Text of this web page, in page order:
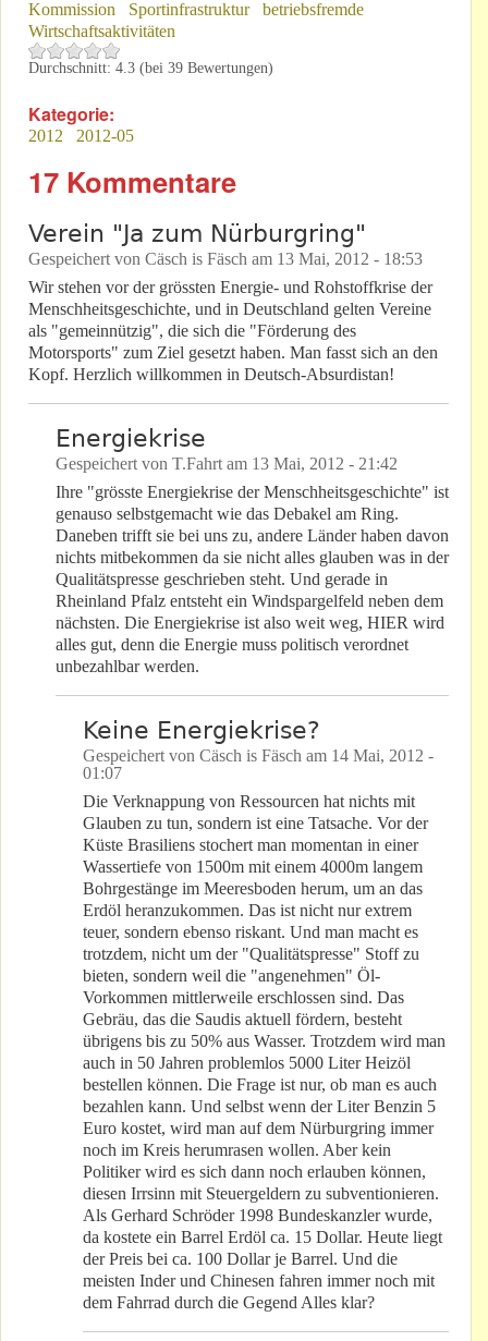
Kommission Sportinfrastruktur
betriebsfremde
Wirtschaftsaktivitäten
Durchschnitt: 4.3 (bei 39 Bewertungen)
Kategorie:
2012 2012-05
17 Kommentare
Verein "Ja zum Nürburgring"
Gespeichert von Cäsch is Fäsch am 13 Mai, 2012 - 18:53
Wir stehen vor der grössten Energie- und Rohstoffkrise der
Menschheitsgeschichte, und in Deutschland gelten Vereine
als "gemeinnützig", die sich die "Förderung des
Motorsports" zum Ziel gesetzt haben. Man fasst sich an den
Kopf. Herzlich willkommen in Deutsch-Absurdistan!
Energiekrise
Gespeichert von T.Fahrt am 13 Mai, 2012 - 21:42
Ihre "grösste Energiekrise der Menschheitsgeschichte" ist
genauso selbstgemacht wie das Debakel am Ring.
Daneben trifft sie bei uns zu, andere Länder haben davon
nichts mitbekommen da sie nicht alles glauben was in der
Qualitätspresse geschrieben steht. Und gerade in
Rheinland Pfalz entsteht ein Windspargelfeld neben dem
nächsten. Die Energiekrise ist also weit weg, HIER wird
alles gut, denn die Energie muss politisch verordnet
unbezahlbar werden.
Keine Energiekrise?
Gespeichert von Cäsch is Fäsch am 14 Mai, 2012 -
01:07
Die Verknappung von Ressourcen hat nichts mit
Glauben zu tun, sondern ist eine Tatsache. Vor der
Küste Brasiliens stochert man momentan in einer
Wassertiefe von 1500m mit einem 4000m langem
Bohrgestänge im Meeresboden herum, um an das
Erdöl heranzukommen. Das ist nicht nur extrem
teuer, sondern ebenso riskant. Und man macht es
trotzdem, nicht um der "Qualitätspresse" Stoff zu
bieten, sondern weil die "angenehmen" Öl-
Vorkommen mittlerweile erschlossen sind. Das
Gebräu, das die Saudis aktuell fördern, besteht
übrigens bis zu 50% aus Wasser. Trotzdem wird man
auch in 50 Jahren problemlos 5000 Liter Heizöl
bestellen können. Die Frage ist nur, ob man es auch
bezahlen kann. Und selbst wenn der Liter Benzin 5
Euro kostet, wird man auf dem Nürburgring immer
noch im Kreis herumrasen wollen. Aber kein
Politiker wird es sich dann noch erlauben können,
diesen Irrsinn mit Steuergeldern zu subventionieren.
Als Gerhard Schröder 1998 Bundeskanzler wurde,
da kostete ein Barrel Erdöl ca. 15 Dollar. Heute liegt
der Preis bei ca. 100 Dollar je Barrel. Und die
meisten Inder und Chinesen fahren immer noch mit
dem Fahrrad durch die Gegend Alles klar?